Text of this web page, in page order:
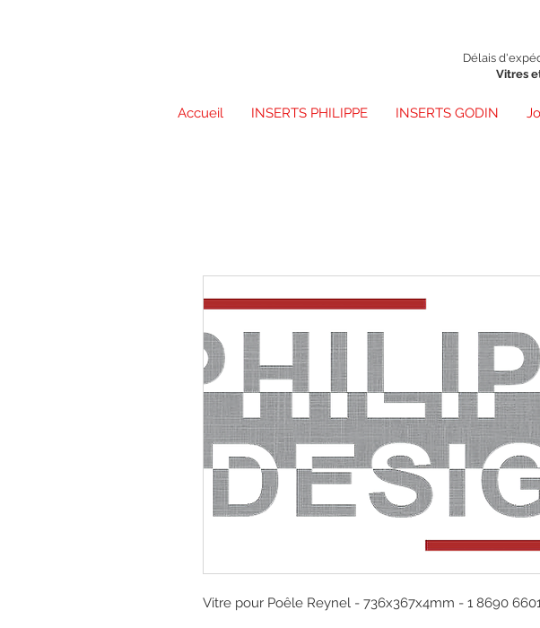
Délais
Vitres
Accueil INSERTS PHILIPPE INSERTS GODIN
Vitre pour Poêle Reynel - 736x367x4mm - 1 8690